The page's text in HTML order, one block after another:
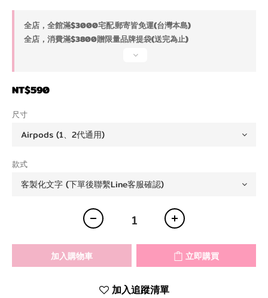
全店，全館滿$3000宅配.郵寄皆免運(台灣本島)
全店，消費滿$3800贈限量品牌提袋(送完為止)
NT$590
尺寸
款式
加入購物車 立即購買
加入追蹤清單